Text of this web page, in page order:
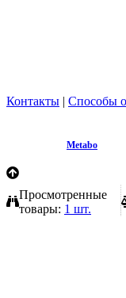
Контакты | Способы
Metabo
Просмотренные
товары: 1 шт.